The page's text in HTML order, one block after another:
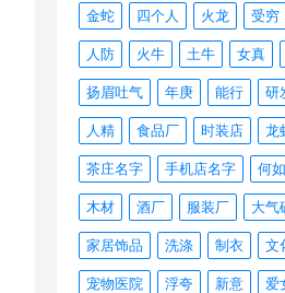
金蛇 四个人 火龙 受穷
人防 火牛 土牛 女真
扬眉吐气 年庚 能行 研
人精 食品厂 时装店 龙
茶庄名字 手机店名字 何如
木材 酒厂 服装厂 大气
家居饰品 洗涤 制衣 文
宠物医院 浮夸 新意 爱